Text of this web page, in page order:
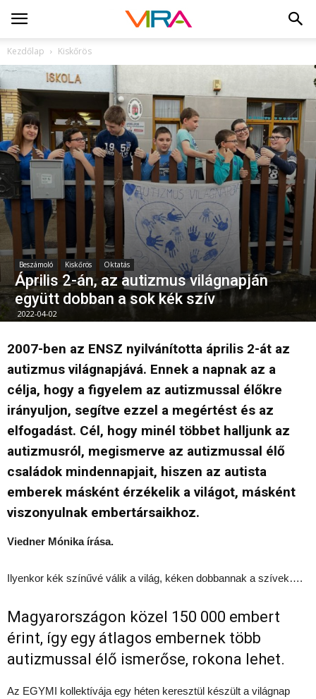
Kezdőlap Kiskőrös
Beszámoló Kiskőrös Oktatás
Április 2-án, az autizmus világnapján
együtt dobban a sok kék szív
2022-04-02
2007-ben az ENSZ nyilvánította április 2-át az
autizmus világnapjává. Ennek a napnak az a
célja, hogy a figyelem az autizmussal élőkre
irányuljon, segítve ezzel a megértést és az
elfogadást. Cél, hogy minél többet halljunk az
autizmusról, megismerve az autizmussal élő
családok mindennapjait, hiszen az autista
emberek másként érzékelik a világot, másként
viszonyulnak embertársaikhoz.
Viedner Mónika írása.
Ilyenkor kék színűvé válik a világ, kéken dobbannak a szívek….
Magyarországon közel 150 000 embert
érint, így egy átlagos embernek több
autizmussal élő ismerőse, rokona lehet.
Az EGYMI kollektívája egy héten keresztül készült a világnap